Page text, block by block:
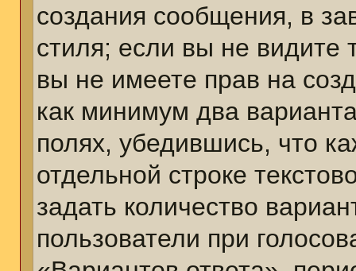
создания сообщения, в
стиля; если вы не видите
вы не имеете прав на
как минимум два
полях, убедившись, что
отдельной строке
задать количество
пользователи при